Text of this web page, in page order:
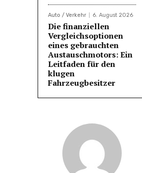
Auto / Verkehr 6. August 2026
Die finanziellen
Vergleichsoptionen
eines gebrauchten
Austauschmotors: Ein
Leitfaden für den
klugen
Fahrzeugbesitzer